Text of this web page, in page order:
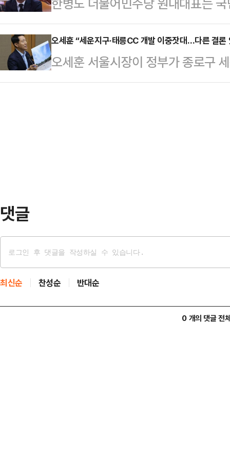
택하겠다"고 했다.그는 "바보 노무
하게 가겠다"며…
회 재정경제위원회에 상정된 뒤 소
가 가능해진다"며 "2월 말∼3월 초
하며, 가급적 그 일정을 지킬 수 있
김정관 산업통상부 장관과 여한구
잇달아 만났지만, 관세 인…
규모 토크콘서트를 예고한 데 대해
다"고 비판했다.한 원내대표는 1일
제 유료정치'라는 제목의 글을 통해
은 7만 9000원, S석은 6만 9000
오세훈 “세운지구·태릉CC 개발 이중잣대…다른 결론
오세훈 서울시장이 정부가 종로구
개발에 대해 이중잣대를 적용되고
댓글
최신순 찬성순 반대순
0 개의 댓글 전